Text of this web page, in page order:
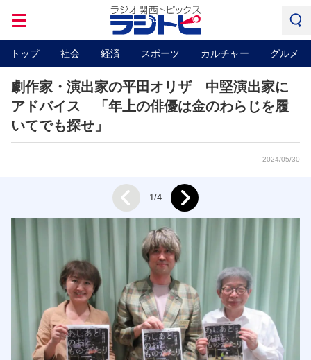
トップ 社会 経済 スポーツ カルチャー グルメ
劇作家・演出家の平田オリザ 中堅演出家に
アドバイス 「年上の俳優は金のわらじを履
いてでも探せ」
2024/05/30
Prev 1/4 Next